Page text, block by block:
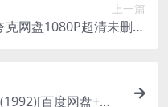
上一篇
网盘1080P超清未删减
百度网盘+夸